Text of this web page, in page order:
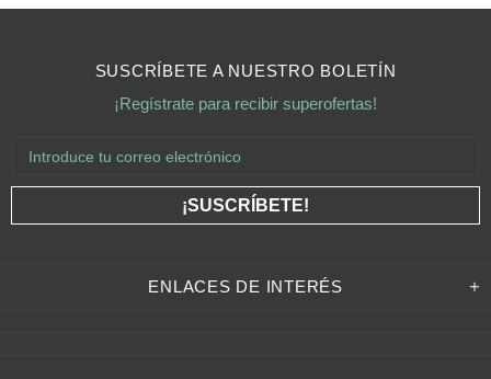
ENLACES DE INTERÉS
SUSCRÍBETE A NUESTRO BOLETÍN
¡Regístrate para recibir superofertas!